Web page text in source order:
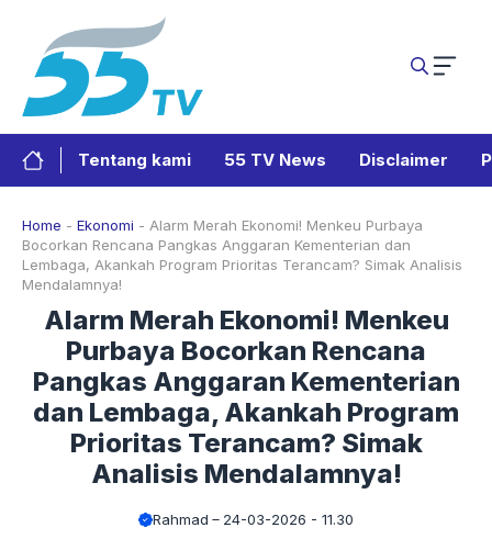
Tentang kami 55 TV News Disclaimer
Home - Ekonomi - Alarm Merah Ekonomi! Menkeu Purbaya
Bocorkan Rencana Pangkas Anggaran Kementerian dan
Lembaga, Akankah Program Prioritas Terancam? Simak Analisis
Mendalamnya!
Alarm Merah Ekonomi! Menkeu
Purbaya Bocorkan Rencana
Pangkas Anggaran Kementerian
dan Lembaga, Akankah Program
Prioritas Terancam? Simak
Analisis Mendalamnya!
Rahmad 24-03-2026 - 11.30